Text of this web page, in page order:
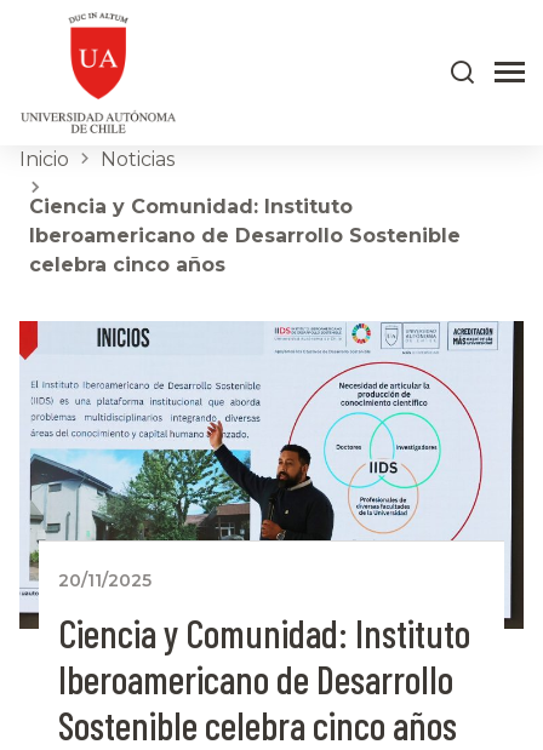
Inicio Noticias
Ciencia y Comunidad: Instituto
Iberoamericano de Desarrollo Sostenible
celebra cinco años
20/11/2025
Ciencia y Comunidad: Instituto
Iberoamericano de Desarrollo
Sostenible celebra cinco años